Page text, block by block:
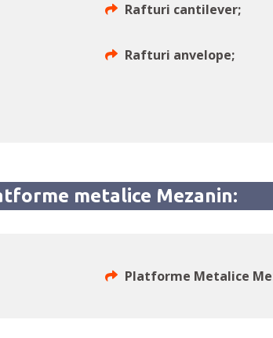
Rafturi cantilever;
Rafturi anvelope;
metalice Mezanin:
Platforme Metalice